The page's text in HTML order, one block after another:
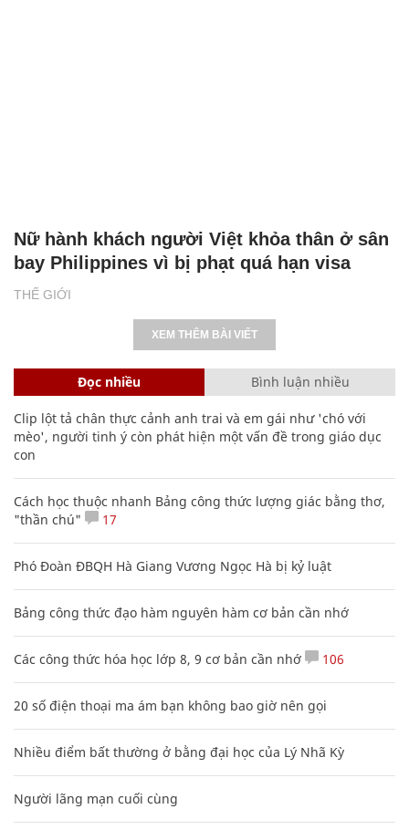
THẾ GIỚI
Nữ hành khách người Việt khỏa thân ở sân
bay Philippines vì bị phạt quá hạn visa
XEM THÊM BÀI VIẾT
Đọc nhiều Bình luận nhiều
Clip lột tả chân thực cảnh anh trai và em gái như 'chó với
mèo', người tinh ý còn phát hiện một vấn đề trong giáo dục
con
Cách học thuộc nhanh Bảng công thức lượng giác bằng thơ,
"thần chú"
17
Phó Đoàn ĐBQH Hà Giang Vương Ngọc Hà bị kỷ luật
Bảng công thức đạo hàm nguyên hàm cơ bản cần nhớ
Các công thức hóa học lớp 8, 9 cơ bản cần nhớ 106
20 số điện thoại ma ám bạn không bao giờ nên gọi
Nhiều điểm bất thường ở bằng đại học của Lý Nhã Kỳ
Người lãng mạn cuối cùng